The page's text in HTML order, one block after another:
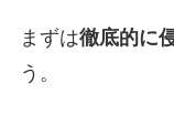
まずは徹底的に
う。